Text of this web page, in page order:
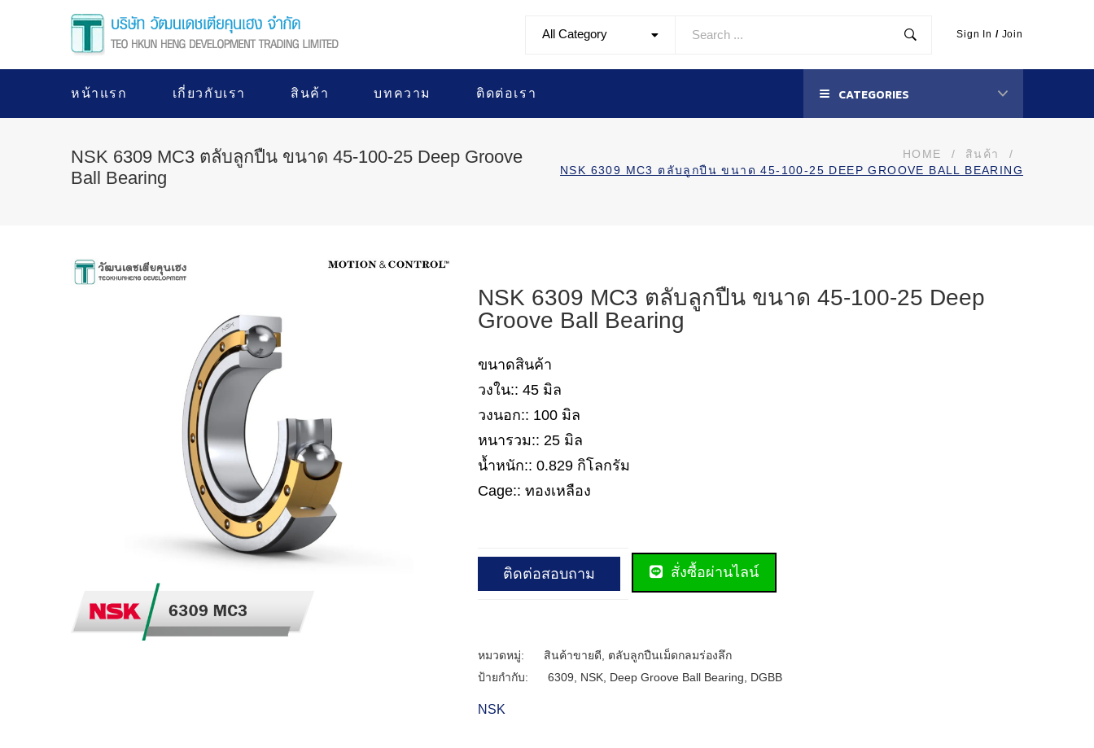
All Category Sign In / Join
หน้าแรก เกี่ยวกับเรา สินค้า บทความ ติดต่อเรา CATEGORIES
NSK 6309 MC3 ตลับลูกปืน ขนาด 45-100-25 Deep Groove
Ball Bearing
HOME / สินค้า
/
NSK 6309 MC3 ตลับลูกปืน ขนาด 45-100-25 DEEP GROOVE BALL BEARING
NSK 6309 MC3 ตลับลูกปืน ขนาด 45-100-25 Deep
Groove Ball Bearing
ขนาดสินค้า
วงใน:: 45 มิล
วงนอก:: 100 มิล
หนารวม:: 25 มิล
น้ำหนัก:: 0.829 กิโลกรัม
Cage:: ทองเหลือง
ติดต่อสอบถาม สั่งซื้อผ่านไลน์
หมวดหมู่: สินค้าขายดี
ตลับลูกปืนเม็ดกลมร่องลึก
ป้ายกำกับ:
6309 NSK Deep Groove Ball Bearing DGBB
NSK